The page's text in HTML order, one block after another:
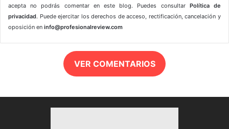
acepta no podrás comentar en este blog. Puedes consultar Política de
privacidad. Puede ejercitar los derechos de acceso, rectificación, cancelación y
oposición en info@profesionalreview.com
VER COMENTARIOS